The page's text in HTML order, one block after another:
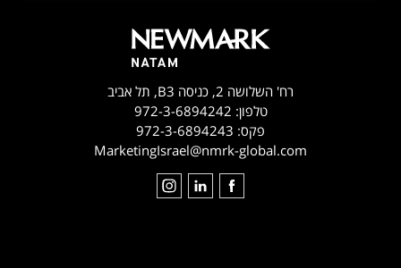
רח' השלושה 2, כניסה B3, תל אביב
טלפון: 972-3-6894242
פקס: 972-3-6894243
MarketingIsrael@nmrk-global.com